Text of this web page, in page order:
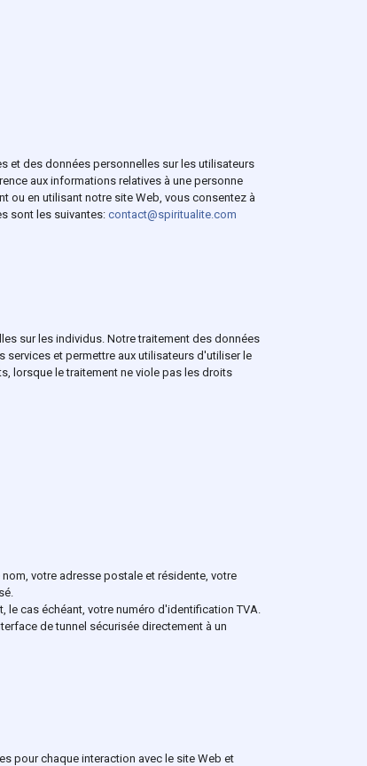
et des données personnelles sur les utilisateurs
aux informations relatives à une personne
ou en utilisant notre site Web, vous consentez à
sont les suivantes: contact@spiritualite.com
sur les individus. Notre traitement des données
et permettre aux utilisateurs d'utiliser le
lorsque le traitement ne viole pas les droits
votre adresse postale et résidente, votre
cas échéant, votre numéro d'identification TVA.
de tunnel sécurisée directement à un
pour chaque interaction avec le site Web et